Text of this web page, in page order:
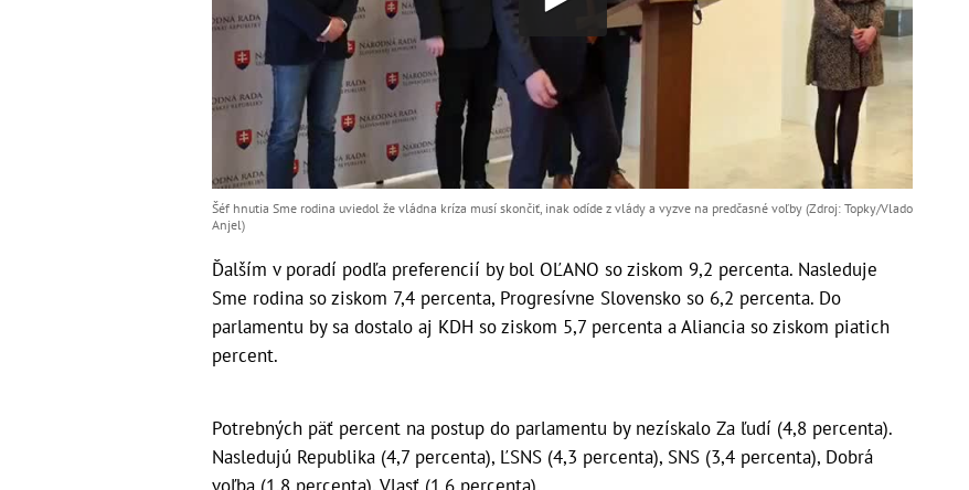
Šéf hnutia Sme rodina uviedol že vládna kríza musí skončiť, inak odíde z vlády a vyzve na predčasné voľby (Zdroj: Topky/Vlado
Anjel)
Ďalším v poradí podľa preferencií by bol OĽANO so ziskom 9,2 percenta. Nasleduje
Sme rodina so ziskom 7,4 percenta, Progresívne Slovensko so 6,2 percenta. Do
parlamentu by sa dostalo aj KDH so ziskom 5,7 percenta a Aliancia so ziskom piatich
percent.
Potrebných päť percent na postup do parlamentu by nezískalo Za ľudí (4,8 percenta).
Nasledujú Republika (4,7 percenta), ĽSNS (4,3 percenta), SNS (3,4 percenta), Dobrá